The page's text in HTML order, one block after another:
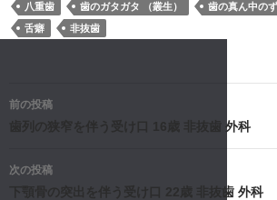
八重歯 歯のガタガタ （叢生） 歯の真ん中の
舌癖
非抜歯
投
稿
ナ
前の投稿
歯列の狭窄を伴う受け口 16歳 非抜歯 外科
次の投稿
下顎骨の突出を伴う受け口 22歳 非抜歯 外科